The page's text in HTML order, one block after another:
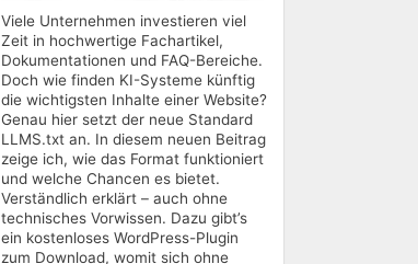
Viele Unternehmen investieren viel
Zeit in hochwertige Fachartikel,
Dokumentationen und FAQ-Bereiche.
Doch wie finden KI-Systeme künftig
die wichtigsten Inhalte einer Website?
Genau hier setzt der neue Standard
LLMS.txt an. In diesem neuen Beitrag
zeige ich, wie das Format funktioniert
und welche Chancen es bietet.
Verständlich erklärt – auch ohne
technisches Vorwissen. Dazu gibt’s
ein kostenloses WordPress-Plugin
zum Download, womit sich ohne